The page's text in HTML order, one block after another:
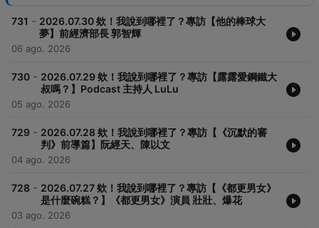
731 - 2026.07.30 欸！我說到哪裡了？專訪【他的棒球大
夢】前經濟部長 郭智輝
06 ago. 2026
730 - 2026.07.29 欸！我說到哪裡了？專訪【露露愛鋼鐵大
叔嗎？】Podcast 主持人 LuLu
05 ago. 2026
729 - 2026.07.28 欸！我說到哪裡了？專訪【《沉默的審
判》前導篇】阮經天、陳以文
04 ago. 2026
728 - 2026.07.27 欸！我說到哪裡了？專訪【《都更男女》
是什麼碗糕？】《都更男女》演員 壯壯、爆花
03 ago. 2026